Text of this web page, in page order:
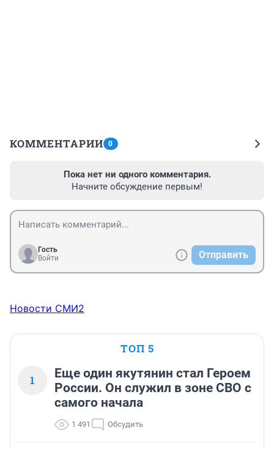
КОММЕНТАРИИ 0
Пока нет ни одного комментария.
Начните обсуждение первым!
Гость
Войти
Отправить
Новости СМИ2
ТОП 5
1
Еще один якутянин стал Героем
России. Он служил в зоне СВО с
самого начала
1 491 Обсудить